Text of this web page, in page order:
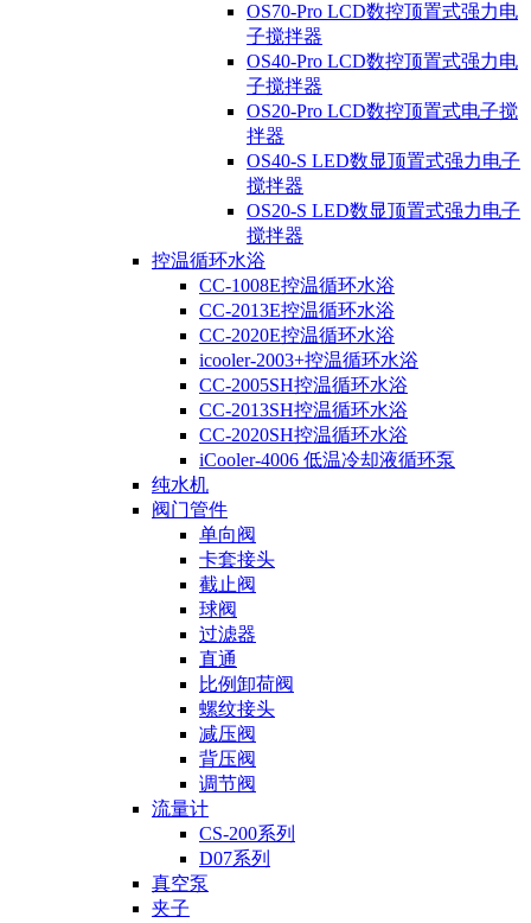
OS70-Pro LCD数控顶置式强力电
子搅拌器
OS40-Pro LCD数控顶置式强力电
子搅拌器
OS20-Pro LCD数控顶置式电子搅
拌器
OS40-S LED数显顶置式强力电子
搅拌器
OS20-S LED数显顶置式强力电子
搅拌器
控温循环水浴
CC-1008E控温循环水浴
CC-2013E控温循环水浴
CC-2020E控温循环水浴
icooler-2003+控温循环水浴
CC-2005SH控温循环水浴
CC-2013SH控温循环水浴
CC-2020SH控温循环水浴
iCooler-4006 低温冷却液循环泵
纯水机
阀门管件
单向阀
卡套接头
截止阀
球阀
过滤器
直通
比例卸荷阀
螺纹接头
减压阀
背压阀
调节阀
流量计
CS-200系列
D07系列
真空泵
夹子